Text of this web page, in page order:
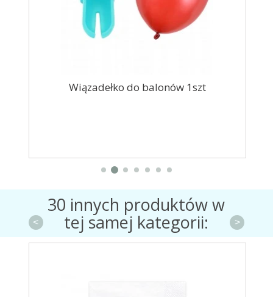
Wiązadełko do balonów 1szt
30 innych produktów w
tej samej kategorii:
< >